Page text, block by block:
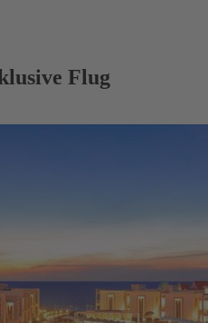
Flug